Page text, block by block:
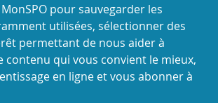
pour sauvegarder les
utilisées, sélectionner des
permettant de nous aider à
contenu qui vous convient le mieux,
en ligne et vous abonner à